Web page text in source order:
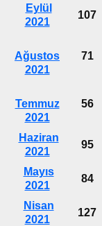
Eylül
2021
107
Ağustos
2021
71
Temmuz
2021
56
Haziran
2021
95
Mayıs
2021
84
Nisan
2021
127